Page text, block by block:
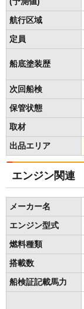
航行区域
定員
船底塗装歴
次回船検
保管状態
取材
出品エリア
エンジン関連
メーカー名
エンジン型式
燃料種類
搭載数
船検証記載馬力